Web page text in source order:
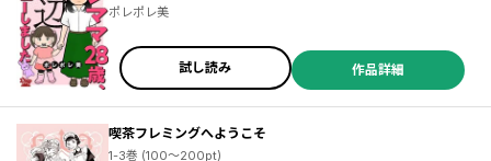
ポレポレ美
試し読み 作品詳細
喫茶フレミングへようこそ
1-3巻 (100～200pt)